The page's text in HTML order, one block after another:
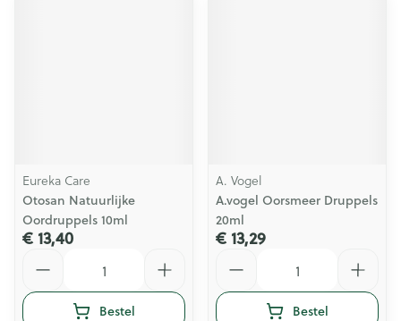
Eureka Care
Otosan Natuurlijke
Oordruppels 10ml
€ 13,40
Bestel
A. Vogel
A.vogel Oorsmeer Druppels
20ml
€ 13,29
Bestel